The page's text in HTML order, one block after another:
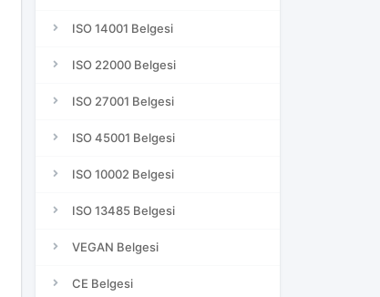
ISO 14001 Belgesi
ISO 22000 Belgesi
ISO 27001 Belgesi
ISO 45001 Belgesi
ISO 10002 Belgesi
ISO 13485 Belgesi
VEGAN Belgesi
CE Belgesi